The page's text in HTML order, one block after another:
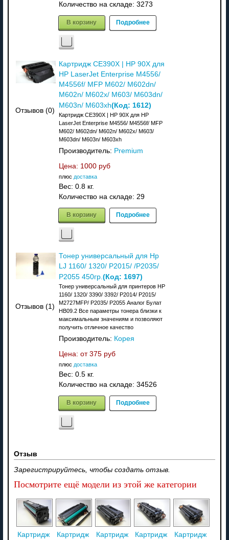
Количество на складе: 3273
В корзину Подробнее
Отзывов (0)
Картридж CE390X | HP 90X для
HP LaserJet Enterprise M4556/
M4556f/ MFP M602/ M602dn/
M602n/ M602x/ M603/ M603dn/
M603n/ M603xh(Код: 1612)
Картридж CE390X | HP 90X для HP
LaserJet Enterprise M4556/ M4556f/ MFP
M602/ M602dn/ M602n/ M602x/ M603/
M603dn/ M603n/ M603xh
Производитель: Premium
Цена: 1000 руб
плюс доставка
Вес: 0.8 кг.
Количество на складе: 29
В корзину Подробнее
Отзывов (1)
Тонер универсальный для Hp
LJ 1160/ 1320/ P2015/ /P2035/
P2055 450гр.(Код: 1697)
Тонер универсальный для принтеров HP
1160/ 1320/ 3390/ 3392/ P2014/ P2015/
M2727MFP/ P2035/ P2055 Аналог Булат
HB09.2 Все параметры тонера близки к
максимальным значениям и позволяют
получить отличное качество
Производитель: Корея
Цена: от 375 руб
плюс доставка
Вес: 0.5 кг.
Количество на складе: 34526
В корзину Подробнее
Отзыв
Зарегистрируйтесь, чтобы создать отзыв.
Посмотрите ещё модели из этой же категории
Картридж
Картридж
Картридж
Картридж
Картридж